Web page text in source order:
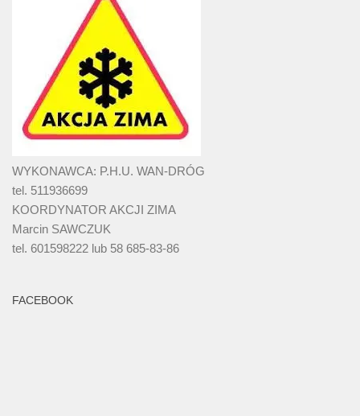
WYKONAWCA: P.H.U. WAN-DRÓG
tel. 511936699
KOORDYNATOR AKCJI ZIMA
Marcin SAWCZUK
tel. 601598222 lub 58 685-83-86
FACEBOOK